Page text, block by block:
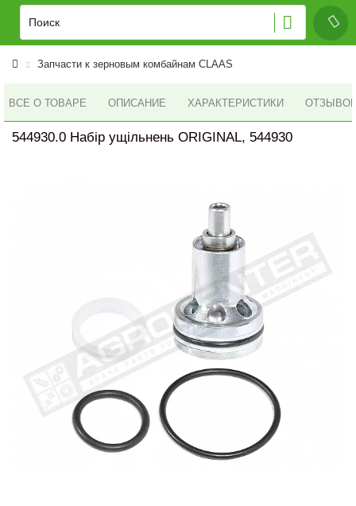
Запчасти к зерновым комбайнам CLAAS
ВСЕ О ТОВАРЕ ОПИСАНИЕ ХАРАКТЕРИСТИКИ ОТЗЫВОВ
544930.0 Набір ущільнень ORIGINAL, 544930